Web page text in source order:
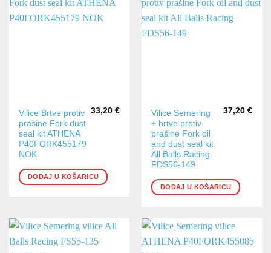
Vilice Brtve protiv
prašine Fork dust
seal kit ATHENA
P40FORK455179
NOK
33,20 €
DODAJ U KOŠARICU
Vilice Semering
+ brtve protiv
prašine Fork oil
and dust seal kit
All Balls Racing
FDS56-149
37,20 €
DODAJ U KOŠARICU